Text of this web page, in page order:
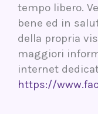
tempo libero.
bene ed in
della propria
maggiori
internet
https://